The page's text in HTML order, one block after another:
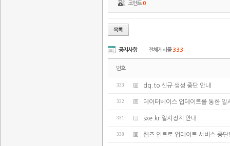
코멘트0
공지사항 전체게시물333
번호
333 dq.to 신규 생성 중단 안내
332 데이터베이스 업데이트를 통한 일
331 sxe.kr 일시정지 안내
330 웹즈 인트로 업데이트 서비스 중단